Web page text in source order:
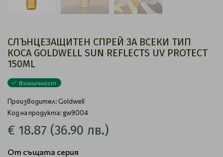
СЛЪНЦЕЗАЩИТЕН СПРЕЙ ЗА ВСЕКИ ТИП
КОСА GOLDWELL SUN REFLECTS UV PROTECT
150ML
В наличност
Производител: Goldwell
Код на продукта: gw9004
€ 18.87 (36.90 лв.)
От същата серия